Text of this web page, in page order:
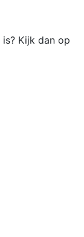
is? Kijk dan op